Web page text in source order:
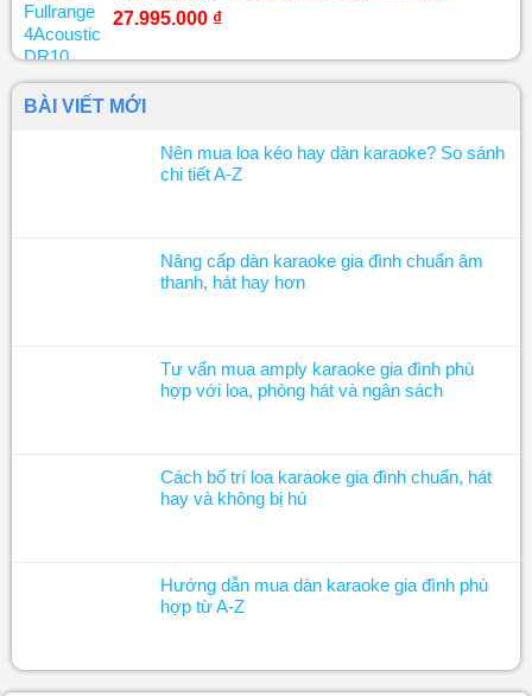
27.995.000 ₫
BÀI VIẾT MỚI
Nên mua loa kéo hay dàn karaoke? So sánh
chi tiết A-Z
Nâng cấp dàn karaoke gia đình chuẩn âm
thanh, hát hay hơn
Tư vấn mua amply karaoke gia đình phù
hợp với loa, phòng hát và ngân sách
Cách bố trí loa karaoke gia đình chuẩn, hát
hay và không bị hú
Hướng dẫn mua dàn karaoke gia đình phù
hợp từ A-Z